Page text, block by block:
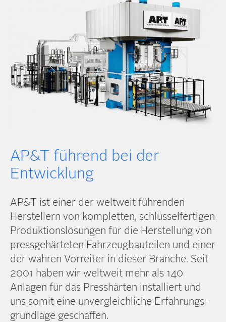
AP&T führend bei der
Entwicklung
AP&T ist einer der weltweit führenden
Herstellern von kompletten, schlüssel­fertigen
Produktions­lösungen für die Herstellung von
press­gehärteten Fahrzeug­bauteilen und einer
der wahren Vorreiter in dieser Branche. Seit
2001 haben wir weltweit mehr als 140
Anlagen für das Presshärten installiert und
uns somit eine unvergleichliche Erfahrungs­
grundlage geschaffen.